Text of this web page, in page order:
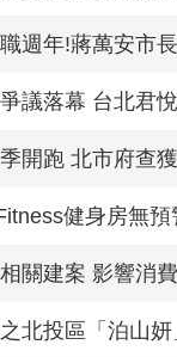
週年!蔣萬安市
議落幕 台北君
開跑 北市府查
健身房無
關建案 影響消
北投區「泊山